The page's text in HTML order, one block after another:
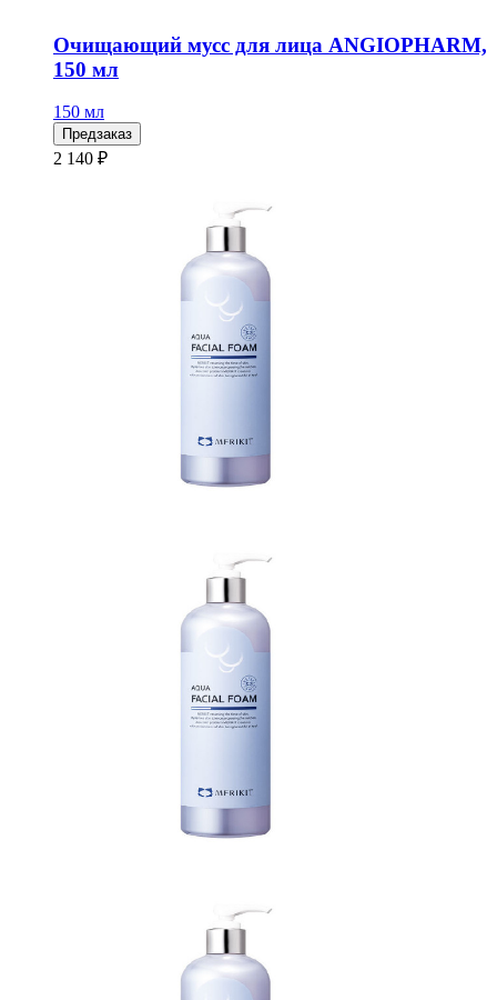
Очищающий мусс для лица ANGIOPHARM,
150 мл
150 мл
Предзаказ
2 140 ₽